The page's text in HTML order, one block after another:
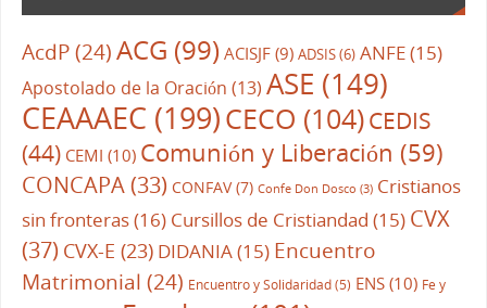
AcdP(24) ACG (99) ACISJF(9) ADSIS(6) ANFE(15)
Apostolado de la Oración (13) ASE (149)
CEAAAEC (199)CECO (104)CEDIS
(44) CEMI (10) Comunión y Liberación (59)
CONCAPA(33) CONFAV(7) Confe Don Dosco (3) Cristianos
sin fronteras(16) Cursillos de Cristiandad (15) CVX
(37) CVX-E (23) DIDANIA(15) Encuentro
Matrimonial (24) Encuentro y Solidaridad(5) ENS(10) Fe y